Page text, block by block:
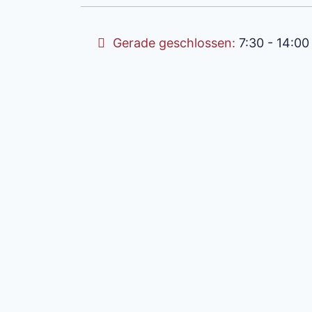
Gerade geschlossen: 7:30 - 14:00